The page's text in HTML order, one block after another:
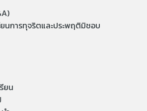
ยนการทุจริตและประพฤติมิชอบ
ยน